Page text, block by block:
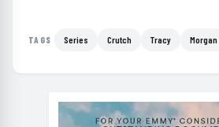
TAGS Series Crutch Tracy Morgan